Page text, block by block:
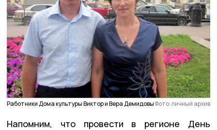
Работники Дома культуры Виктор и Вера ДемидовыФото: личный архив
Напомним, что провести в регионе День